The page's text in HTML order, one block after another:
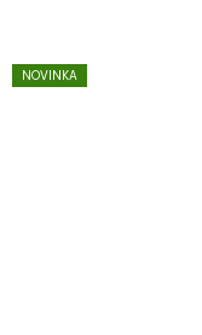
NOVINKA